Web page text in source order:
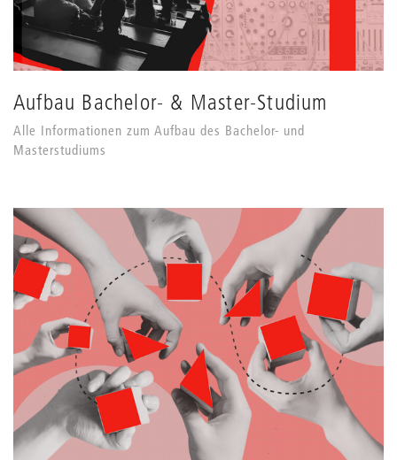
Aufbau Bachelor- & Master-Studium
Alle Informationen zum Aufbau des Bachelor- und
Masterstudiums